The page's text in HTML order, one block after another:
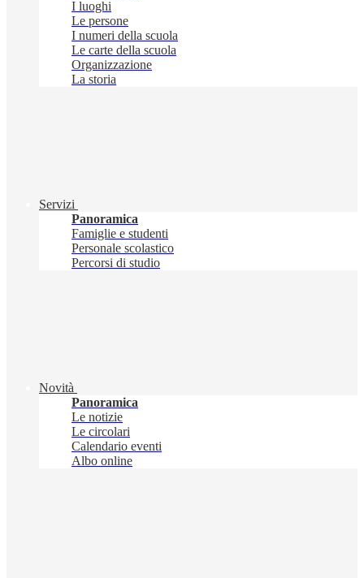
I luoghi
Le persone
I numeri della scuola
Le carte della scuola
Organizzazione
La storia
Servizi
Panoramica
Famiglie e studenti
Personale scolastico
Percorsi di studio
Novità
Panoramica
Le notizie
Le circolari
Calendario eventi
Albo online